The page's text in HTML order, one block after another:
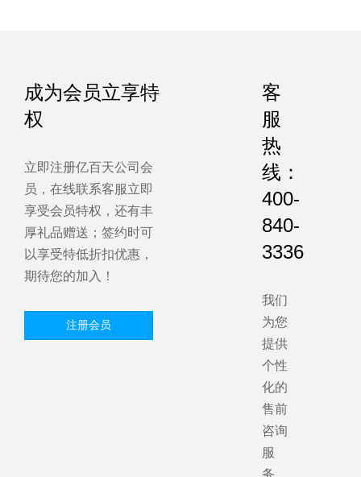
成为会员立享特
权
立即注册亿百天公司会
员，在线联系客服立即
享受会员特权，还有丰
厚礼品赠送；签约时可
以享受特低折扣优惠，
期待您的加入！
注册会员
客
服
热
线：
400-
840-
3336
我们
为您
提供
个性
化的
售前
咨询
服